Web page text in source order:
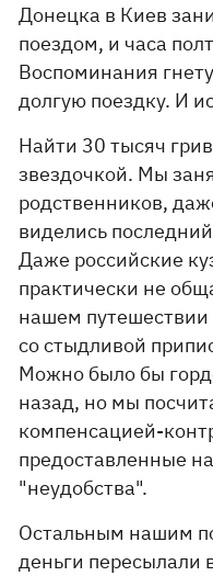
Донецка в Киев
поездом, и часа
Воспоминания
долгую поездку. И
Найти 30 тысяч
звездочкой. Мы
родственников,
виделись
Даже российские
практически не
нашем путешествии
со стыдливой
Можно было бы
назад, но мы
компенсацией-
предоставленные
"неудобства".
Остальным нашим
деньги